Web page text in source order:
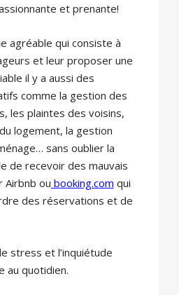
et prenante!
agréable qui consiste à
et leur proposer une
il y a aussi des
comme la gestion des
les plaintes des voisins,
logement, la gestion
sans oublier la
de recevoir des mauvais
Airbnb ou booking.com qui
des réservations et de
stress et l’inquiétude
au quotidien.